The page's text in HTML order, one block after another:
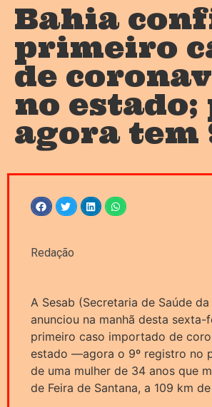
Bahia
primeiro
de
no estado;
agora tem
Redação
A Sesab (Secretaria de Saúde da
anunciou na manhã desta sexta-
primeiro caso importado de
estado —agora o 9º registro no
de uma mulher de 34 anos que
de Feira de Santana, a 109 km